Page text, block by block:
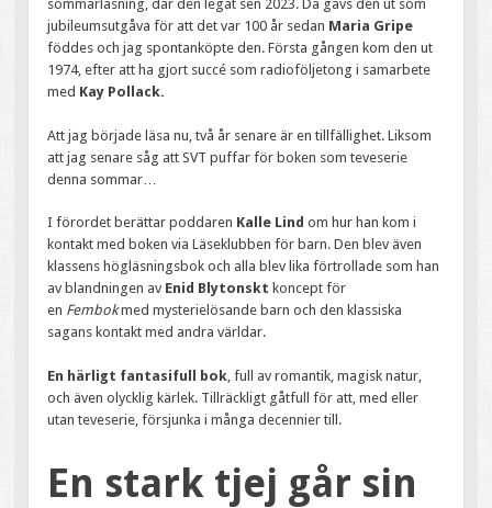
sommarläsning, där den legat sen 2023. Då gavs den ut som
jubileumsutgåva för att det var 100 år sedan Maria Gripe
föddes och jag spontanköpte den. Första gången kom den ut
1974, efter att ha gjort succé som radioföljetong i samarbete
med Kay Pollack.
Att jag började läsa nu, två år senare är en tillfällighet. Liksom
att jag senare såg att SVT puffar för boken som teveserie
denna sommar…
I förordet berättar poddaren Kalle Lind om hur han kom i
kontakt med boken via Läseklubben för barn. Den blev även
klassens högläsningsbok och alla blev lika förtrollade som han
av blandningen av Enid Blytonskt koncept för
en Fembokmed mysterielösande barn och den klassiska
sagans kontakt med andra världar.
En härligt fantasifull bok , full av romantik, magisk natur,
och även olycklig kärlek. Tillräckligt gåtfull för att, med eller
utan teveserie, försjunka i många decennier till.
En stark tjej går sin